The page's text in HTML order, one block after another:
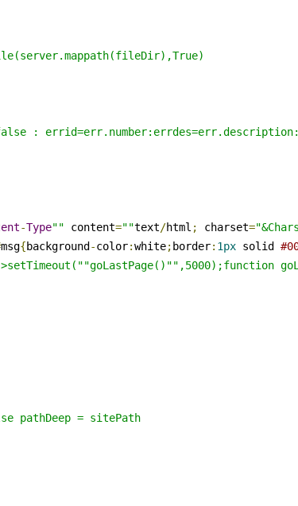
-Type"" content=""text/html ; charset=
msg{background -color:white; border: 1px solid
pathDeep = sitePath